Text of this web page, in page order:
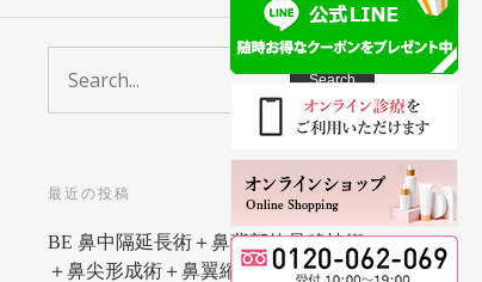
最近の投稿
BE 鼻中隔延長術＋鼻背部軟骨移植術
＋鼻尖形成術＋鼻翼縮小術（内側法）